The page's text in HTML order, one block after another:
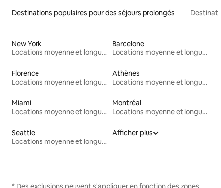
Destinations populaires pour des séjours prolongés
New York
Locations moyenne et longue durée
Barcelone
Locations moyenne et longue durée
Florence
Locations moyenne et longue durée
Athènes
Locations moyenne et longue durée
Miami
Locations moyenne et longue durée
Montréal
Locations moyenne et longue durée
Seattle
Locations moyenne et longue durée
Afficher plus
* Des exclusions peuvent s'appliquer en fonction des zones